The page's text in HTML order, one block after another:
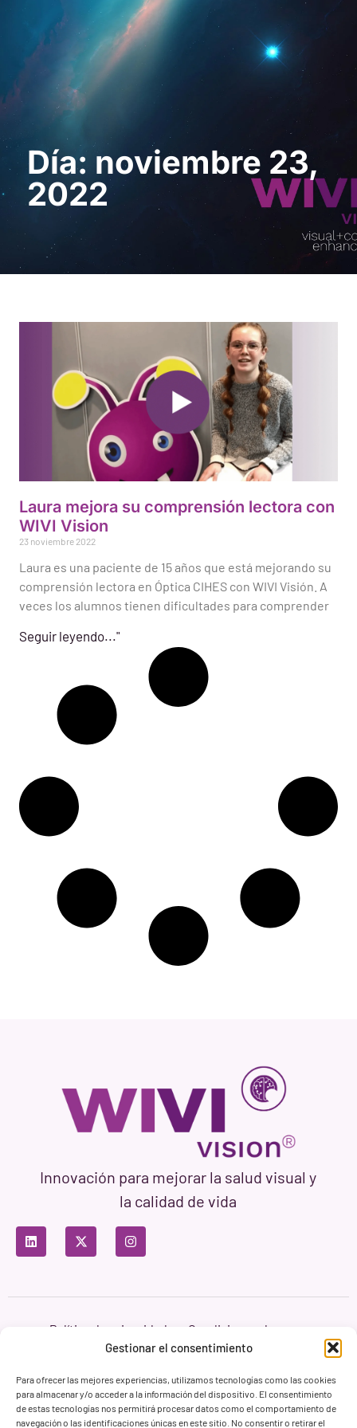
Gestionar el consentimiento
Para ofrecer las mejores experiencias, utilizamos tecnologías como las cookies
para almacenar y/o acceder a la información del dispositivo. El consentimiento
de estas tecnologías nos permitirá procesar datos como el comportamiento de
navegación o las identificaciones únicas en este sitio. No consentir o retirar el
Solicita una demo
Día: noviembre 23,
2022
Laura mejora su comprensión lectora con
WIVI Vision
23 noviembre 2022
Laura es una paciente de 15 años que está mejorando su
comprensión lectora en Óptica CIHES con WIVI Visión. A
veces los alumnos tienen dificultades para comprender
Seguir leyendo..."
Innovación para mejorar la salud visual y
la calidad de vida
Política de privacidad
Condiciones de uso
Política de cookies